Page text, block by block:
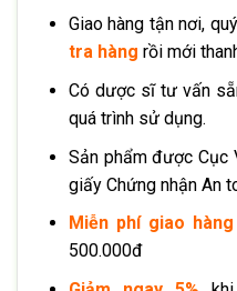
Giao hàng tận nơi,
tra hàng rồi mới
Có dược sĩ tư vấn
quá trình sử dụng.
Sản phẩm được Cục
giấy Chứng nhận An
Miễn phí giao hàng
500.000đ